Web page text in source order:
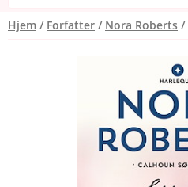
Hjem Forfatter Nora Roberts